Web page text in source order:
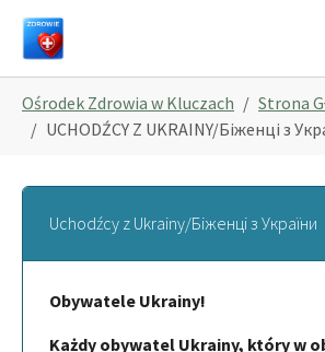
Skip to main navigation
Skip to main content
Skip to page footer
Ośrodek Zdrowia w Kluczach
Strona
UCHODŹCY Z UKRAINY/Біженці з
Uchodźcy z Ukrainy/Біженці з України
Obywatele Ukrainy!
Każdy obywatel Ukrainy, który w